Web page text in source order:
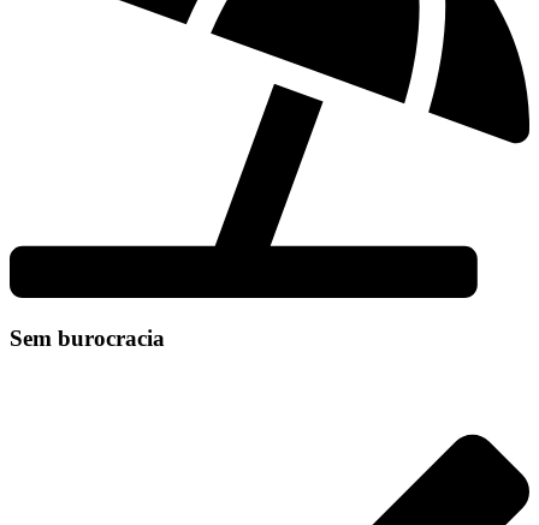
Sem burocracia